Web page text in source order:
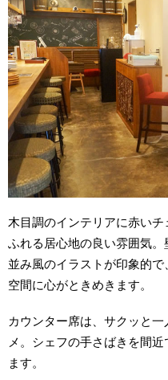
木目調のインテリアに赤い
ふれる居心地の良い雰囲気
並み風のイラストが印象的
空間に心がときめきます。
カウンター席は、サクッと
メ。シェフの手さばきを間
ます。